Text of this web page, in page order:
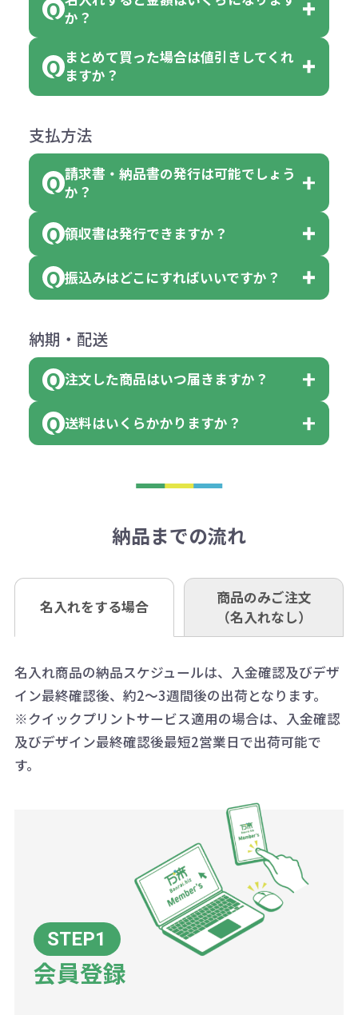
但し、ロゴなど名入れ印刷をされる
費用）
（割り切れない場合は数個単位で前
後する場合もございます）
色指定できる商品に付きましては商
品詳細の購入の所で色が選べるよう
になっております。
例えば…
クエアトート」を300個注文した場
クエアトート」は10個単位でしたら
色を指定出来るので、ピンクを100
個、ブルーを90個、イエローを110
【色指定の仕方】
に必要な個数を入力ください。
※10個単位など購入できる単位が決
はまらない数を入力すると、アラー
アラートに従って数を調整してくだ
ご注文の際は、十分にご確認・ご検
ただし下記の場合は承っております
●初期不良または不良品（破損、故
障）の場合
合
●名入れ、オリジナルの内容が異な
っていた場合
または返金にて対応させていただき
ます。
その際不良品については送料着払い
ください。
（商品の状態により、対応が変わる
※不良商品をご返却いただけない場
います。あらかじめご了承くださ
※不良商品は商品到着後7営業日以
お問合せ先
AM10:00～PM5:00（土・日・祝日を
除く平日）
か？
名入れありの場合の代金の計算方法
は下記の通りです。
計算例：
＜1色印刷の場合＞
（提供価格（商品代）+名入れ費用
（印刷代））×枚数+製版代
（提供価格（商品代）+名入れ費用
×色数
※例えば2色印刷の場合には、名入
れ費用が2倍、製版代が2倍必要で
す。
相談下さい。
なお、印刷代はボリュームディスカ
同じ版で多くの数量を印刷すると、1
個当たりの印刷代単価がお安くなり
一方、数量が少なく一定数に満たな
い場合は、単価計算ではなく、印刷
代の基本料金を一式頂戴する場合が
ございます。
商品や印刷方法によって異なります
ので、予めご了承ください。
例：200個未満（1式：18,000円）
200個~499個の場合：42円（1個
当たり）
500個~999個の場合：35円（1個
まとめて買った場合は値引きしてくれ
ますか？
商品によりますが、お見積もりさせ
ていただきます。
見積もりサポートから個別でお問い
支払方法
請求書・納品書の発行は可能でしょう
か？
会員様はマイページより各種帳票の
ダウンロードが可能です。
詳しくはこちらはご確認ください。
領収書のダウンロード
領収書は発行できますか？
会員様はマイページより各種帳票の
詳しくはこちらはご確認ください。
振込みはどこにすればいいですか？
下記口座にお願いします。
■三菱UFJ銀行
小田井支店（おたいしてん）
■ゆうちょ銀行（振替口座）
口座名 株式会社モノベーション
※振り込み手数料はお客さま負担と
なりますのでご注意ください。
納期・配送
注文した商品はいつ届きますか？
既製品の場合、ご入金確認後3営業
ご入金確認後約3週間となります。
定しているものもあります。
あれば、午前中までにご注文とご入
金いただければ翌日着でお送りする
お急ぎの場合、ご相談ください。最
大限努力いたします。
送料はいくらかかりますか？
き別途申し受けます。
も複数ヶ所への納品の場合、別途送
料頂戴する場合がございます。
詳細はこちらご確認ください。
配送について
納品までの流れ
名入れをする場合
商品のみご注文
（名入れなし）
名入れ商品の納品スケジュールは、入金確認及びデザ
イン最終確認後、約2～3週間後の出荷となります。
※クイックプリントサービス適用の場合は、入金確認
及びデザイン最終確認後最短2営業日で出荷可能で
す。
会員登録